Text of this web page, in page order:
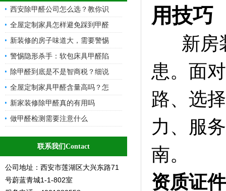
西安除甲醛公司怎么选？教你识
全屋定制家具怎样避免踩到甲醛
新装修的房子味道大，需要警惕
警惕隐形杀手：软包床具甲醛陷
除甲醛到底是不是智商税？细说
全屋定制家具甲醛含量高吗？怎
新家装修除甲醛真的有用吗
做甲醛检测需要注意什么
联系我们Contact
公司地址：西安市莲湖区大兴东路71
号蔚蓝青城1-1-802室
用技巧
新房装
患。面
路、选
力、服
南。
资质证